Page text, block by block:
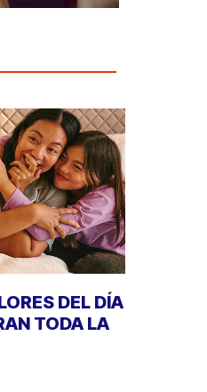
DEL DÍA
TODA LA